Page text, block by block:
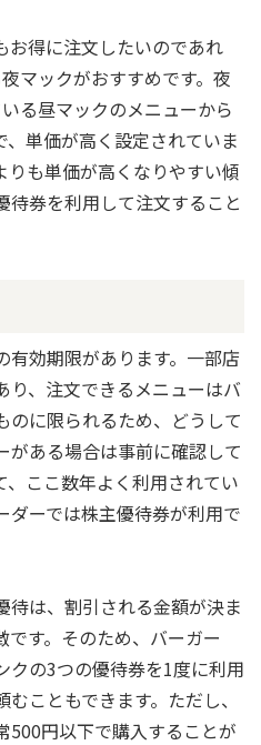
お得に注文したいのであれ
マックがおすすめです。夜
る昼マックのメニューから
単価が高く設定されていま
りも単価が高くなりやすい傾
待券を利用して注文すること
効期限があります。一部店
り、注文できるメニューはバ
のに限られるため、どうして
がある場合は事前に確認して
ここ数年よく利用されてい
ダーでは株主優待券が利用で
待は、割引される金額が決ま
す。そのため、バーガー
クの3つの優待券を1度に利用
こともできます。ただし、
500円以下で購入することが